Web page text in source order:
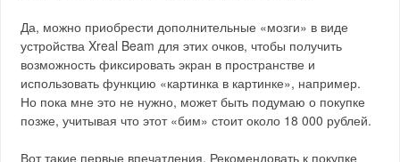
Да, можно приобрести дополнительные «мозги» в виде
устройства Xreal Beam для этих очков, чтобы получить
возможность фиксировать экран в пространстве и
использовать функцию «картинка в картинке», например.
Но пока мне это не нужно, может быть подумаю о покупке
позже, учитывая что этот «бим» стоит около 18 000 рублей.
Вот такие первые впечатления. Рекомендовать к покупке